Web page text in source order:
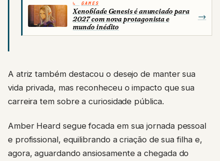
GAMES
Xenoblade Genesis é anunciado para
2027 com nova protagonista e
mundo inédito
→
A atriz também destacou o desejo de manter sua
vida privada, mas reconheceu o impacto que sua
carreira tem sobre a curiosidade pública.
Amber Heard segue focada em sua jornada pessoal
e profissional, equilibrando a criação de sua filha e,
agora, aguardando ansiosamente a chegada do